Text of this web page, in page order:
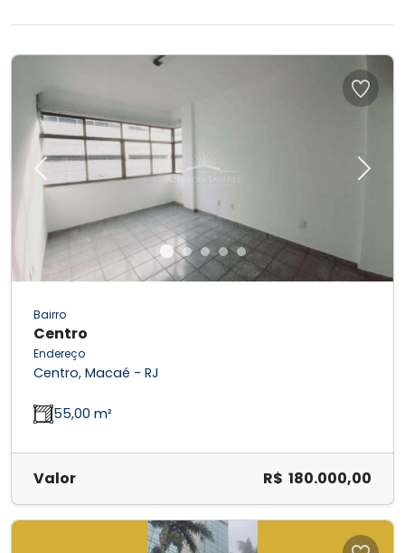
Previous Next
Bairro
Centro
Endereço
Centro, Macaé - RJ
55,00 m²
Valor R$ 180.000,00